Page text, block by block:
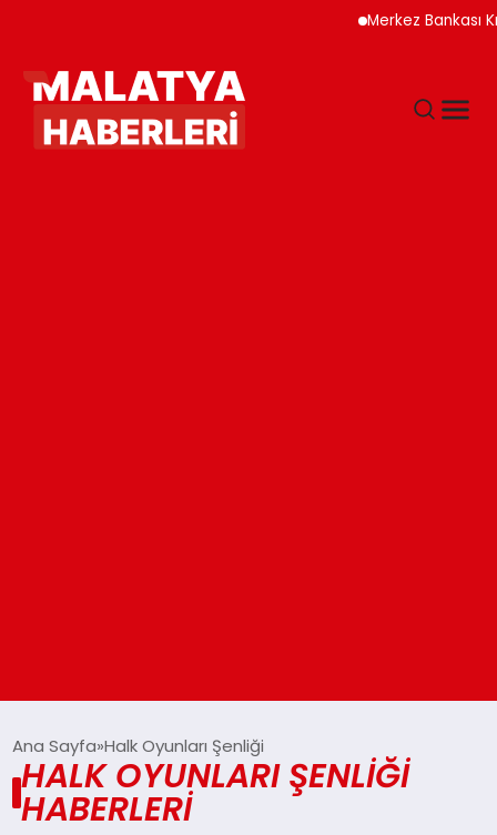
Merkez Bankası
GÜNDEM
Ana Sayfa Halk Oyunları Şenliği
HALK OYUNLARI ŞENLIĞI
HABERLERI